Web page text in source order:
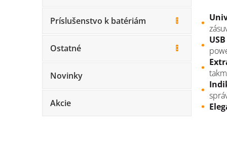
Príslušenstvo k batériám
Ostatné
Novinky
Akcie